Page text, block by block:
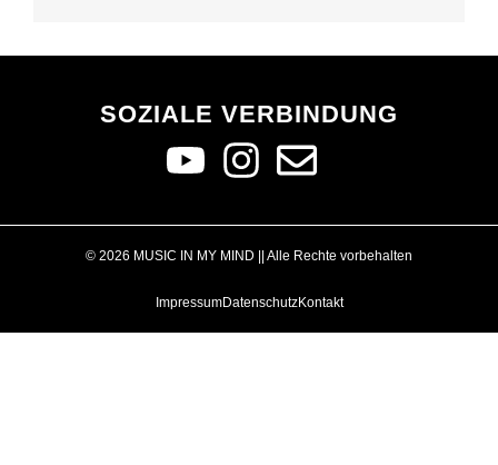
SOZIALE VERBINDUNG
© 2026 MUSIC IN MY MIND || Alle Rechte vorbehalten
ImpressumDatenschutzKontakt